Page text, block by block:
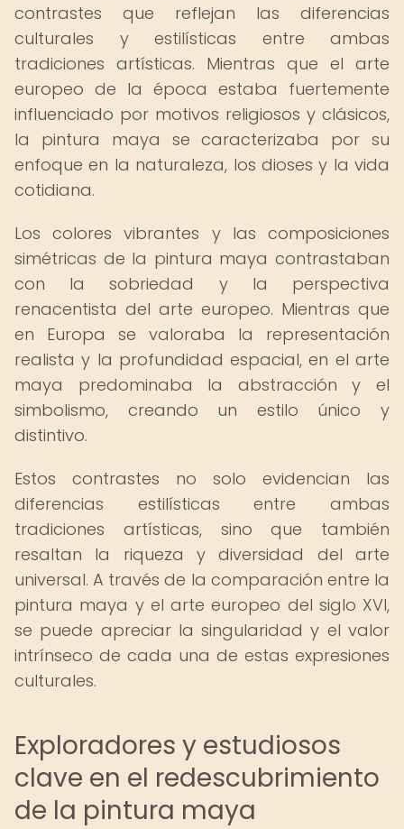
contrastes que reflejan las diferencias
culturales y estilísticas entre ambas
tradiciones artísticas. Mientras que el arte
europeo de la época estaba fuertemente
influenciado por motivos religiosos y clásicos,
la pintura maya se caracterizaba por su
enfoque en la naturaleza, los dioses y la vida
cotidiana.
Los colores vibrantes y las composiciones
simétricas de la pintura maya contrastaban
con la sobriedad y la perspectiva
renacentista del arte europeo. Mientras que
en Europa se valoraba la representación
realista y la profundidad espacial, en el arte
maya predominaba la abstracción y el
simbolismo, creando un estilo único y
distintivo.
Estos contrastes no solo evidencian las
diferencias estilísticas entre ambas
tradiciones artísticas, sino que también
resaltan la riqueza y diversidad del arte
universal. A través de la comparación entre la
pintura maya y el arte europeo del siglo XVI,
se puede apreciar la singularidad y el valor
intrínseco de cada una de estas expresiones
culturales.
Exploradores y estudiosos
clave en el redescubrimiento
de la pintura maya